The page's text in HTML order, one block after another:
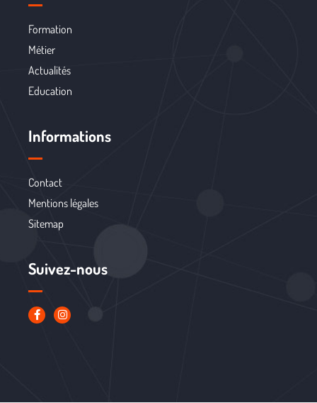
Formation
Métier
Actualités
Education
Informations
Contact
Mentions légales
Sitemap
Suivez-nous